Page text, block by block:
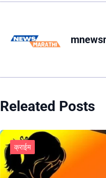
Releated Posts
क्राईम